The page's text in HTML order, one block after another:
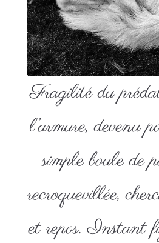
Fragilité du
l’armure, devenu
simple boule de
recroquevillée,
et repos. Instant